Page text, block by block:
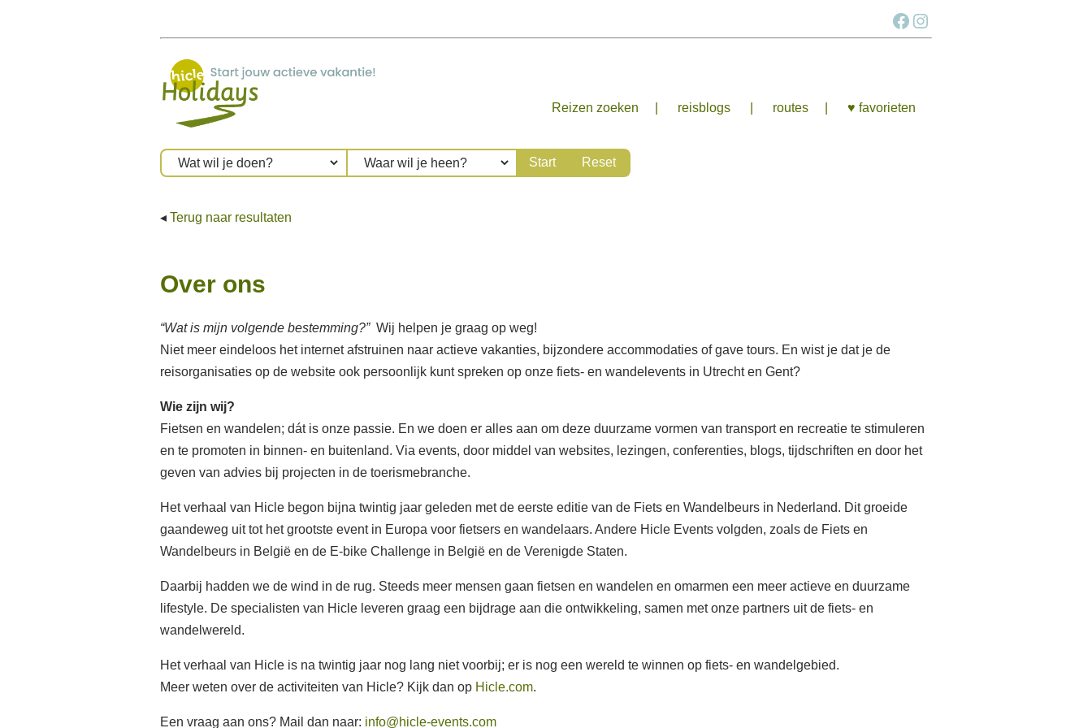
Facebook
Instagram
Reizen zoeken reisblogs routes ♥ favorieten
◂ Terug naar resultaten
Over ons
“Wat is mijn volgende bestemming?”Wij helpen je graag op weg!
Niet meer eindeloos het internet afstruinen naar actieve vakanties, bijzondere accommodaties of gave tours. En wist je dat je de
reisorganisaties op de website ook persoonlijk kunt spreken op onze fiets- en wandelevents in Utrecht en Gent?
Wie zijn wij?
Fietsen en wandelen; dát is onze passie. En we doen er alles aan om deze duurzame vormen van transport en recreatie te stimuleren
en te promoten in binnen- en buitenland. Via events, door middel van websites, lezingen, conferenties, blogs, tijdschriften en door het
geven van advies bij projecten in de toerismebranche.
Het verhaal van Hicle begon bijna twintig jaar geleden met de eerste editie van de Fiets en Wandelbeurs in Nederland. Dit groeide
gaandeweg uit tot het grootste event in Europa voor fietsers en wandelaars. Andere Hicle Events volgden, zoals de Fiets en
Wandelbeurs in België en de E-bike Challenge in België en de Verenigde Staten.
Daarbij hadden we de wind in de rug. Steeds meer mensen gaan fietsen en wandelen en omarmen een meer actieve en duurzame
lifestyle. De specialisten van Hicle leveren graag een bijdrage aan die ontwikkeling, samen met onze partners uit de fiets- en
wandelwereld.
Het verhaal van Hicle is na twintig jaar nog lang niet voorbij; er is nog een wereld te winnen op fiets- en wandelgebied.
Meer weten over de activiteiten van Hicle? Kijk dan op Hicle.com.
Een vraag aan ons? Mail dan naar: info@hicle-events.com